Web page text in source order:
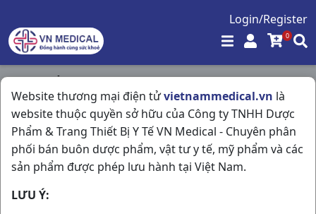
Login/Register
0
Website thương mại điện tửvietnammedical.vn là
website thuộc quyền sở hữu của Công ty TNHH Dược
Phẩm & Trang Thiết Bị Y Tế VN Medical - Chuyên phân
phối bán buôn dược phẩm, vật tư y tế, mỹ phẩm và các
sản phẩm được phép lưu hành tại Việt Nam.
LƯU Ý:
Trang chủ /
Giảm Đau - Kháng Viêm - Giãn Cơ - Xương Khớp - Gout
/ Mydocalm 150mg H3vi10v Hungary